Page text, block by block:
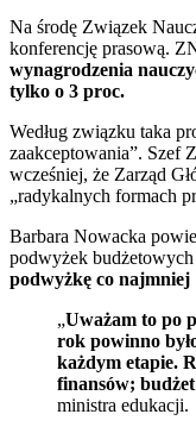
Na środę Związek
konferencję prasową.
wynagrodzenia
tylko o 3 proc.
Według związku taka
zaakceptowania”. Szef
wcześniej, że Zarząd
„radykalnych formach
Barbara Nowacka
podwyżek
podwyżkę co najmniej
„Uważam to po
rok powinno
każdym etapie.
finansów;
ministra edukacji.